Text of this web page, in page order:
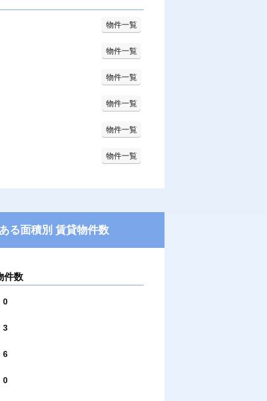
物件一覧
物件一覧
物件一覧
物件一覧
物件一覧
物件一覧
る面積別 賃貸物件数
件数
0
3
6
0